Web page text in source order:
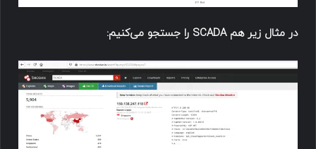
در مثال زیر هم SCADA را جستجو می‌کنیم: